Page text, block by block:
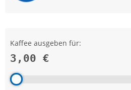
Kaffee ausgeben für:
3,00 €